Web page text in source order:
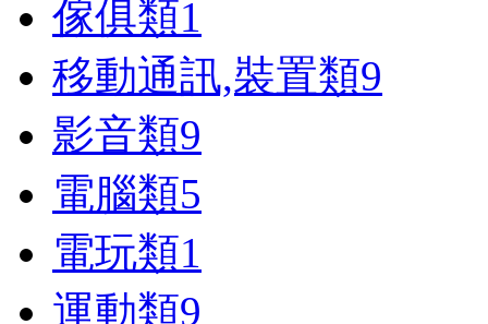
傢俱類1
移動通訊,裝置類9
影音類9
電腦類5
電玩類1
運動類9